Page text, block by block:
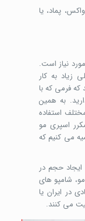
پماد، یا
نیاز است.
زیاد به کار
فرمی که با
به همین
استفاده
اسپری مو
می کنیم که
ایجاد حجم در
شامپو های
در ایران یا
می کنند.